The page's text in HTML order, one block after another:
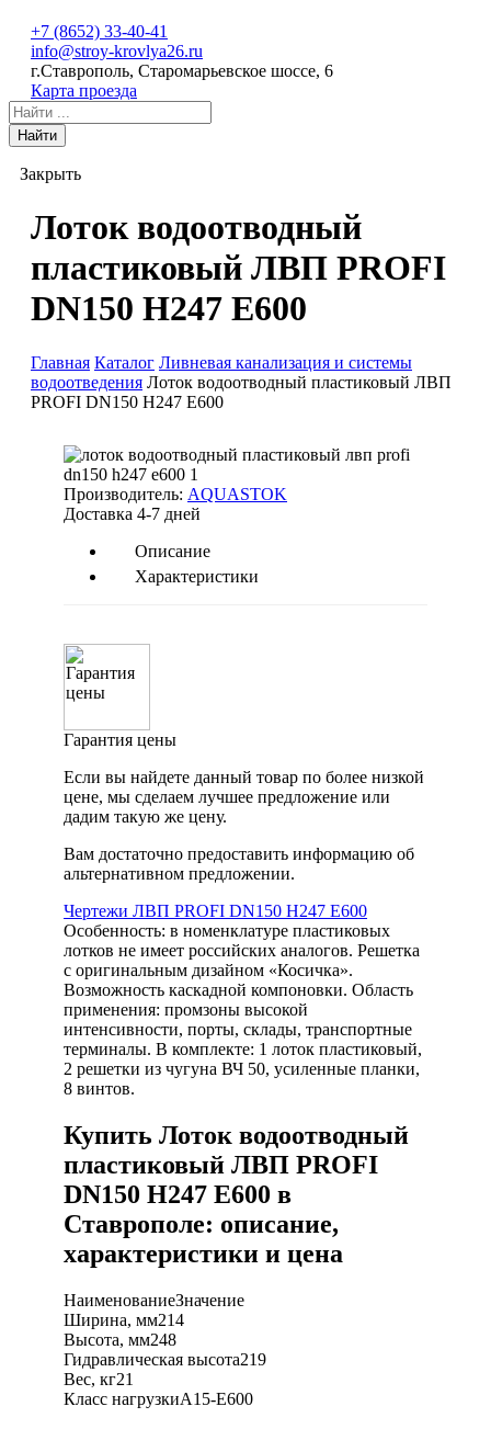
+7 (8652) 33-40-41
info@stroy-krovlya26.ru
г.Ставрополь, Старомарьевское шоссе, 6
Карта проезда
Найти
Закрыть
Лоток водоотводный
пластиковый ЛВП PROFI
DN150 H247 E600
Главная Каталог Ливневая канализация и системы
водоотведения Лоток водоотводный пластиковый ЛВП
PROFI DN150 H247 E600
Производитель: AQUASTOK
Доставка 4-7 дней
Описание
Характеристики
Гарантия цены
Если вы найдете данный товар по более низкой
цене, мы сделаем лучшее предложение или
дадим такую же цену.
Вам достаточно предоставить информацию об
альтернативном предложении.
Чертежи ЛВП PROFI DN150 H247 E600
Особенность: в номенклатуре пластиковых
лотков не имеет российских аналогов. Решетка
с оригинальным дизайном «Косичка».
Возможность каскадной компоновки. Область
применения: промзоны высокой
интенсивности, порты, склады, транспортные
терминалы. В комплекте: 1 лоток пластиковый,
2 решетки из чугуна ВЧ 50, усиленные планки,
8 винтов.
Купить Лоток водоотводный
пластиковый ЛВП PROFI
DN150 H247 E600 в
Ставрополе: описание,
характеристики и цена
НаименованиеЗначение
Ширина, мм214
Высота, мм248
Гидравлическая высота219
Вес, кг21
Класс нагрузкиA15-Е600